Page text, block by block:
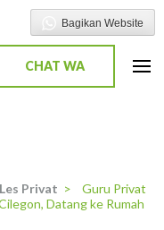
CHAT WA
Privat >
Guru Privat
Datang ke Rumah
Bagikan Website